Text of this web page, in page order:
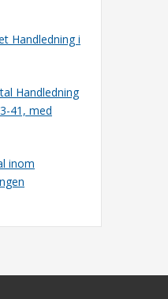
Handledning i
Handledning
41, med
inom